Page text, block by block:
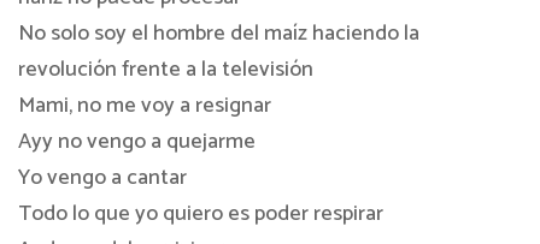
No solo soy el hombre del maíz haciendo la
revolución frente a la televisión
Mami, no me voy a resignar
Ayy no vengo a quejarme
Yo vengo a cantar
Todo lo que yo quiero es poder respirar